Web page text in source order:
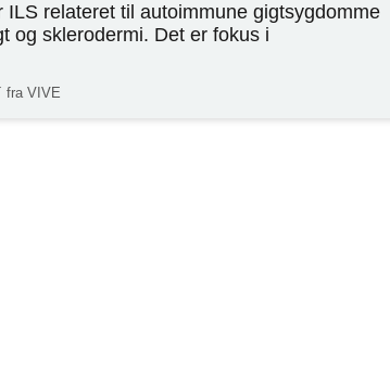
ILS relateret til autoimmune gigtsygdomme
og sklerodermi. Det er fokus i
fra VIVE